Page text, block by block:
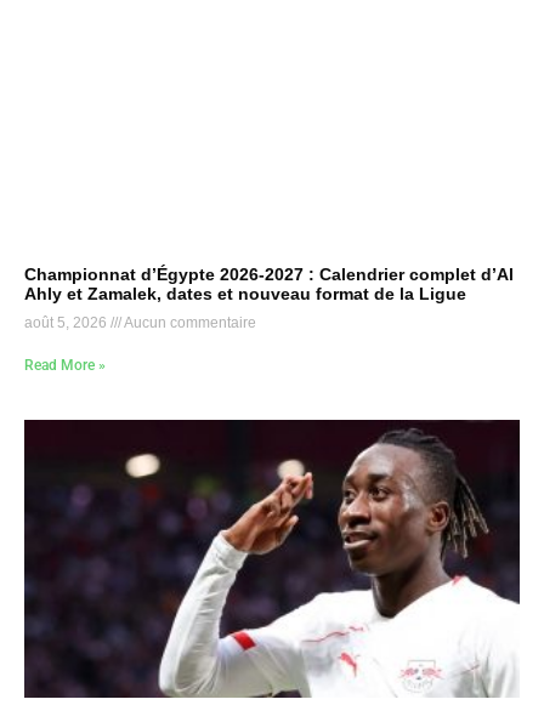
Championnat d’Égypte 2026-2027 : Calendrier complet d’Al
Ahly et Zamalek, dates et nouveau format de la Ligue
août 5, 2026 Aucun commentaire
Read More »